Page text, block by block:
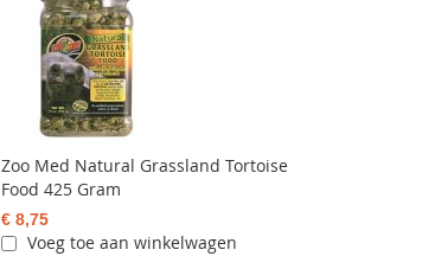
Zoo Med Natural Grassland Tortoise
Food 425 Gram
€ 8,75
Voeg toe aan winkelwagen